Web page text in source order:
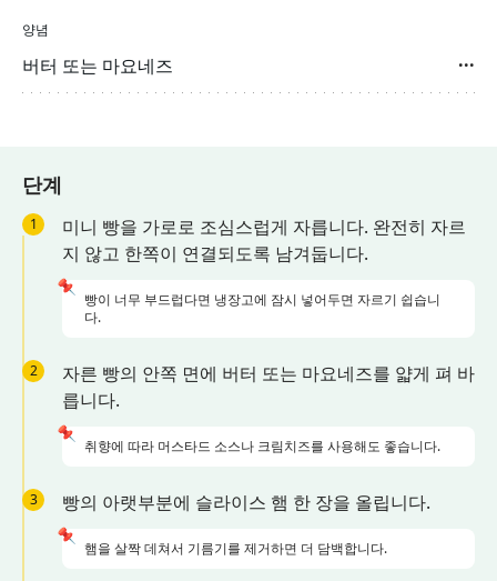
양념
버터 또는 마요네즈 ···
단계
1
미니 빵을 가로로 조심스럽게 자릅니다. 완전히 자르
지 않고 한쪽이 연결되도록 남겨둡니다.
빵이 너무 부드럽다면 냉장고에 잠시 넣어두면 자르기 쉽습니
다.
📌
2
자른 빵의 안쪽 면에 버터 또는 마요네즈를 얇게 펴 바
릅니다.
취향에 따라 머스타드 소스나 크림치즈를 사용해도 좋습니다.
📌
3 빵의 아랫부분에 슬라이스 햄 한 장을 올립니다.
햄을 살짝 데쳐서 기름기를 제거하면 더 담백합니다.
📌